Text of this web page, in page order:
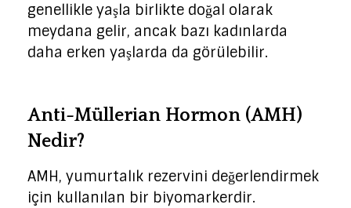
genellikle yaşla birlikte doğal olarak
meydana gelir, ancak bazı kadınlarda
daha erken yaşlarda da görülebilir.
Anti-Müllerian Hormon (AMH)
Nedir?
AMH, yumurtalık rezervini değerlendirmek
için kullanılan bir biyomarkerdir.